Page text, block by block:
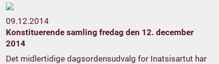
09.12.2014
Konstituerende samling fredag den 12. december
2014
Det midlertidige dagsordensudvalg for Inatsisartut har